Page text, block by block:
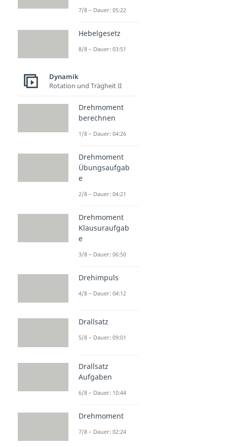
7/8 – Dauer: 05:22
Hebelgesetz
8/8 – Dauer: 03:51
Dynamik
Rotation und Trägheit II
Drehmoment
berechnen
1/8 – Dauer: 04:26
Drehmoment
Übungsaufgab
e
2/8 – Dauer: 04:21
Drehmoment
Klausuraufgab
e
3/8 – Dauer: 06:50
Drehimpuls
4/8 – Dauer: 04:12
Drallsatz
5/8 – Dauer: 09:01
Drallsatz
Aufgaben
6/8 – Dauer: 10:44
Drehmoment
7/8 – Dauer: 02:24